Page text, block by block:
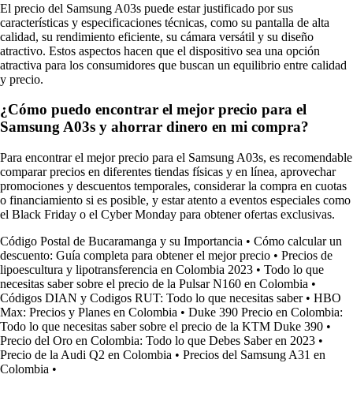
El precio del Samsung A03s puede estar justificado por sus
características y especificaciones técnicas, como su pantalla de alta
calidad, su rendimiento eficiente, su cámara versátil y su diseño
atractivo. Estos aspectos hacen que el dispositivo sea una opción
atractiva para los consumidores que buscan un equilibrio entre calidad
y precio.
¿Cómo puedo encontrar el mejor precio para el
Samsung A03s y ahorrar dinero en mi compra?
Para encontrar el mejor precio para el Samsung A03s, es recomendable
comparar precios en diferentes tiendas físicas y en línea, aprovechar
promociones y descuentos temporales, considerar la compra en cuotas
o financiamiento si es posible, y estar atento a eventos especiales como
el Black Friday o el Cyber Monday para obtener ofertas exclusivas.
Código Postal de Bucaramanga y su Importancia • Cómo calcular un
descuento: Guía completa para obtener el mejor precio • Precios de
lipoescultura y lipotransferencia en Colombia 2023 • Todo lo que
necesitas saber sobre el precio de la Pulsar N160 en Colombia •
Códigos DIAN y Codigos RUT: Todo lo que necesitas saber• HBO
Max: Precios y Planes en Colombia • Duke 390 Precio en Colombia:
Todo lo que necesitas saber sobre el precio de la KTM Duke 390 •
Precio del Oro en Colombia: Todo lo que Debes Saber en 2023 •
Precio de la Audi Q2 en Colombia • Precios del Samsung A31 en
Colombia •